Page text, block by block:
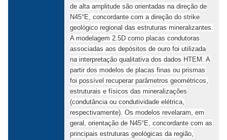
de alta amplitude são orientadas na direção de
N45°E, concordante com a direção do strike
geológico regional das estruturas mineralizantes.
A modelagem 2.5D como placas condutoras
associadas aos depósitos de ouro foi utilizada
na interpretação qualitativa dos dados HTEM. A
partir dos modelos de placas finas ou prismas
foi possível recuperar parâmetros geométricos,
estruturais e físicos das mineralizações
(condutância ou condutividade elétrica,
respectivamente). Os modelos revelaram, em
geral, orientação de N45°E, concordante com as
principais estruturas geológicas da região,